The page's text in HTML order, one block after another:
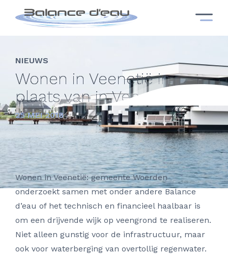
NIEUWS
Wonen in Veenetië in
plaats van in Venetië
25 MEI 2018
Wonen in Veenetië: gemeente Woerden
onderzoekt samen met onder andere Balance
d’eau of het technisch en financieel haalbaar is
om een drijvende wijk op veengrond te realiseren.
Niet alleen gunstig voor de infrastructuur, maar
ook voor waterberging van overtollig regenwater.